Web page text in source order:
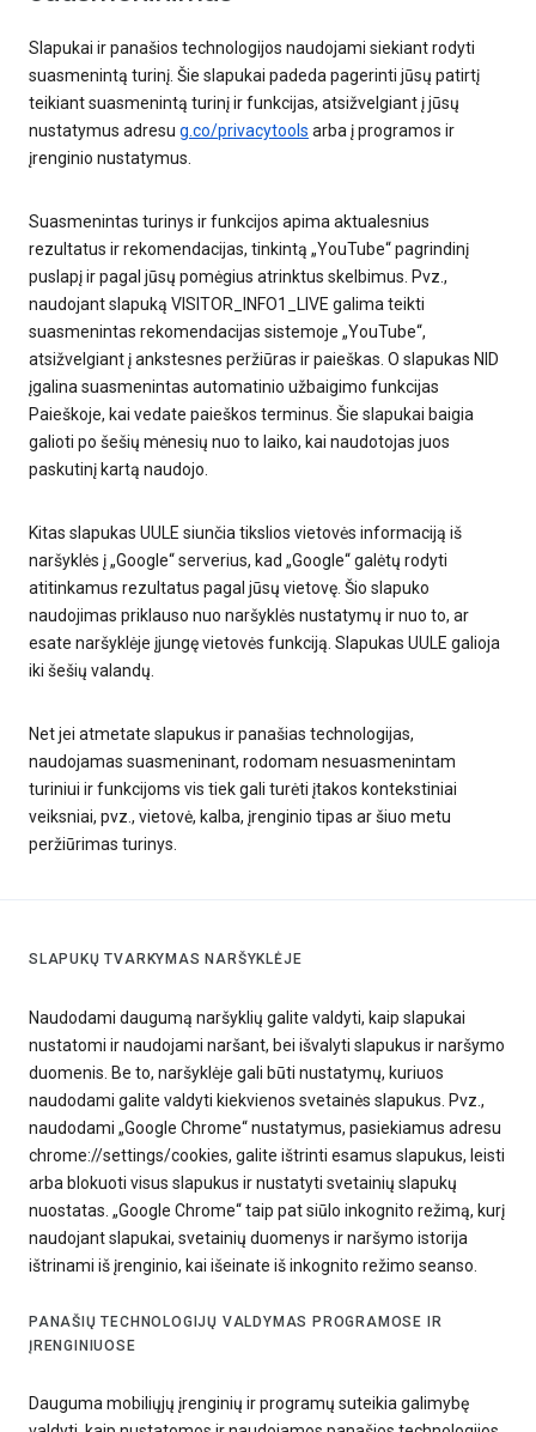
Slapukai ir panašios technologijos naudojami siekiant rodyti
suasmenintą turinį. Šie slapukai padeda pagerinti jūsų patirtį
teikiant suasmenintą turinį ir funkcijas, atsižvelgiant į jūsų
nustatymus adresu g.co/privacytools arba į programos ir
įrenginio nustatymus.
Suasmenintas turinys ir funkcijos apima aktualesnius
rezultatus ir rekomendacijas, tinkintą „YouTube“ pagrindinį
puslapį ir pagal jūsų pomėgius atrinktus skelbimus. Pvz.,
naudojant slapuką VISITOR_INFO1_LIVE galima teikti
suasmenintas rekomendacijas sistemoje „YouTube“,
atsižvelgiant į ankstesnes peržiūras ir paieškas. O slapukas NID
įgalina suasmenintas automatinio užbaigimo funkcijas
Paieškoje, kai vedate paieškos terminus. Šie slapukai baigia
galioti po šešių mėnesių nuo to laiko, kai naudotojas juos
paskutinį kartą naudojo.
Kitas slapukas UULE siunčia tikslios vietovės informaciją iš
naršyklės į „Google“ serverius, kad „Google“ galėtų rodyti
atitinkamus rezultatus pagal jūsų vietovę. Šio slapuko
naudojimas priklauso nuo naršyklės nustatymų ir nuo to, ar
esate naršyklėje įjungę vietovės funkciją. Slapukas UULE galioja
iki šešių valandų.
Net jei atmetate slapukus ir panašias technologijas,
naudojamas suasmeninant, rodomam nesuasmenintam
turiniui ir funkcijoms vis tiek gali turėti įtakos kontekstiniai
veiksniai, pvz., vietovė, kalba, įrenginio tipas ar šiuo metu
peržiūrimas turinys.
SLAPUKŲ TVARKYMAS NARŠYKLĖJE
Naudodami daugumą naršyklių galite valdyti, kaip slapukai
nustatomi ir naudojami naršant, bei išvalyti slapukus ir naršymo
duomenis. Be to, naršyklėje gali būti nustatymų, kuriuos
naudodami galite valdyti kiekvienos svetainės slapukus. Pvz.,
naudodami „Google Chrome“ nustatymus, pasiekiamus adresu
chrome://settings/cookies, galite ištrinti esamus slapukus, leisti
arba blokuoti visus slapukus ir nustatyti svetainių slapukų
nuostatas. „Google Chrome“ taip pat siūlo inkognito režimą, kurį
naudojant slapukai, svetainių duomenys ir naršymo istorija
ištrinami iš įrenginio, kai išeinate iš inkognito režimo seanso.
PANAŠIŲ TECHNOLOGIJŲ VALDYMAS PROGRAMOSE IR
ĮRENGINIUOSE
Dauguma mobiliųjų įrenginių ir programų suteikia galimybę